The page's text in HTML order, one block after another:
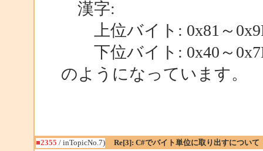
漢字:
上位バイト: 0x81～
下位バイト: 0x40～
のようになっています。
■2355 / inTopicNo.7) Re[3]: C#でバイト単位に取り出すについて